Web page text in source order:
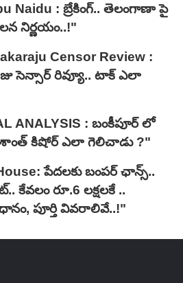
Naidu : బ్రేకింగ్.. తెలంగాణా పై
నిర్ణయం..!"
Censor Review :
సెన్సార్ రివ్యూ.. టాక్ ఎలా
ANALYSIS : బంకీపూర్ లో
కిషోర్ ఎలా గెలిచాడు ?"
పేదలకు బంపర్ ఛాన్స్..
కేవలం రూ.6 లక్షలకే ..
పూర్తి వివరాలివే..!"